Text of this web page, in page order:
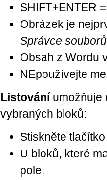
SHIFT+ENTER
Obrázek je
Správce souborů
Obsah z Wordu
NEpoužívejte
Listováníumožňuje
vybraných bloků:
Stiskněte
U bloků, které
pole.